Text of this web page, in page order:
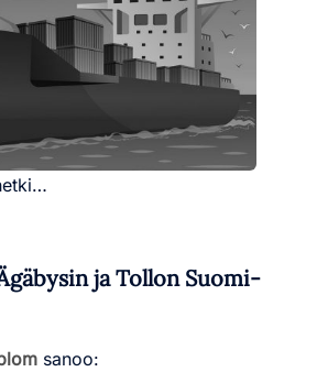
ja Tollon Suomi-
sanoo: